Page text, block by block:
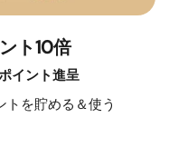
ト10倍
イント進呈
を貯める＆使う